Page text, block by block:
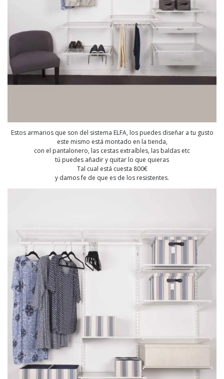
Estos armarios que son del sistema ELFA, los puedes diseñar a tu gusto
este mismo está montado en la tienda,
con el pantalonero, las cestas extraíbles, las baldas etc
tú puedes añadir y quitar lo que quieras
Tal cual está cuesta 800€
y damos fe de que es de los resistentes.